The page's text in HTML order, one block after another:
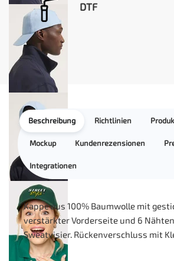
DTF
Beschreibung Richtlinien
Mockup Kundenrezensionen
Integrationen
Kappe aus 100% Baumwolle mit
verstärkter Vorderseite und 6
Sweatvisier. Rückenverschluss mit